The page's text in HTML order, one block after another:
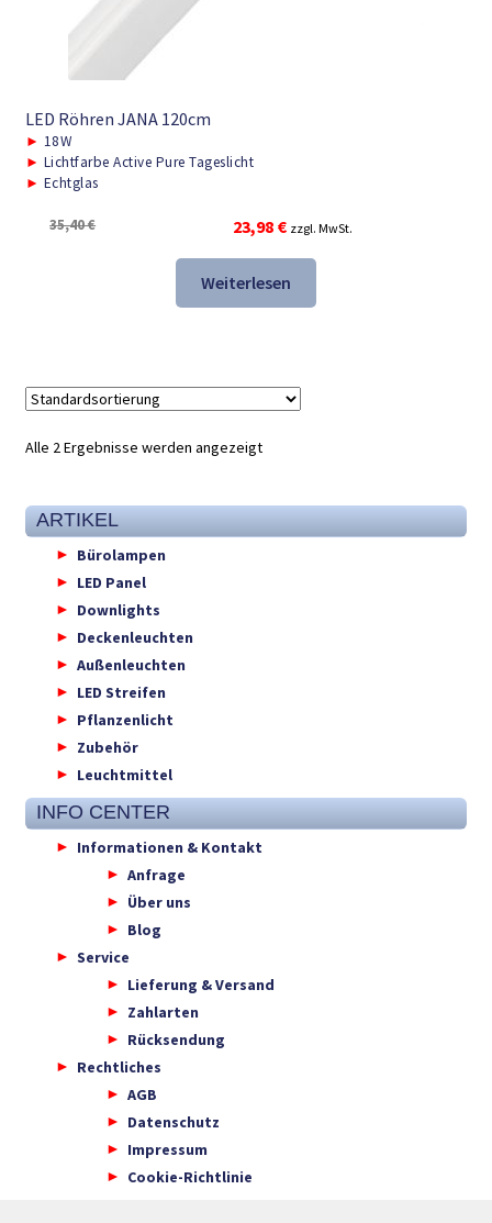
LED Röhren JANA 120cm
► 18W
► Lichtfarbe Active Pure Tageslicht
► Echtglas
35,40€
Ursprünglicher
Preis
war:
35,40 €
23,98 €Aktueller
Preis
ist:
23,98 €.
zzgl. MwSt.
Weiterlesen
Alle 2 Ergebnisse werden angezeigt
ARTIKEL
Bürolampen
LED Panel
Downlights
Deckenleuchten
Außenleuchten
LED Streifen
Pflanzenlicht
Zubehör
Leuchtmittel
INFO CENTER
Informationen & Kontakt
Anfrage
Über uns
Blog
Service
Lieferung & Versand
Zahlarten
Rücksendung
Rechtliches
AGB
Datenschutz
Impressum
Cookie-Richtlinie